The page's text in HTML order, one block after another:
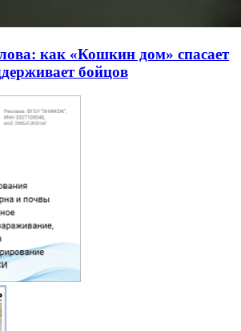
как «Кошкин дом» спасает
бойцов